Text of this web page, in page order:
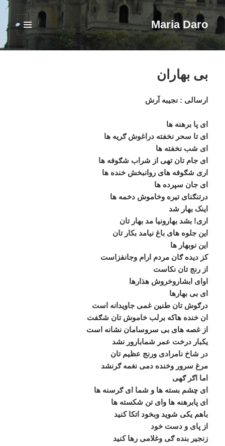
Maria Daro
فهرست
ابزارک‌ها
بی بهاران
ارسالی : نجیبه آرش
ای پا برهنه ها
ای تا سحر نخفته دراغوش ګریه ها
ای شب نخفته ها
ای جام تان تهی از شراب شګوفه ها
اری شګوفه های روانبخش خنده ها
ای جان سپرده ها
درتنګنای تیره وخاموش دخمه ها
اینک بهار شد
اری! بشد بهارونیا مد بهار تان
این جلوه های باغ نیامد بکار تان
این نوبهار ها
کز دیده ګان مردم ارام وجانفزاست
از رنج تان نکاست
اوای ابشاروخروش هذارها
ای بی بهارها
درګوش تان طنین غمی جاویدانه است
ان خنده هاکه برلب خاموش تان شګفت
از غصه های بی سروسامان نشانه است
یکبار درخت عمر شمابارور نشد
در شاخ نامرادی ورنج عظیم تان
مرغ سرور وخنده دمی نغمه ګرنشد
اما اګر ګهی
ای چشم بسته ها و شما ای ګرسنه ها
ای پابرهنه ها وای تن شکسته ها
باهم یکی شوید وبخود اتکا کنید
از پای و دست خود
زنجیر بنده ګی وغلامی رها کنید